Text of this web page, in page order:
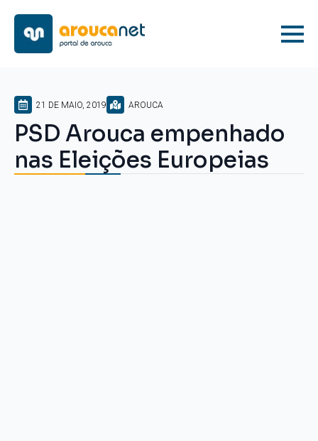
21 DE MAIO, 2019 AROUCA
PSD Arouca empenhado
nas Eleições Europeias